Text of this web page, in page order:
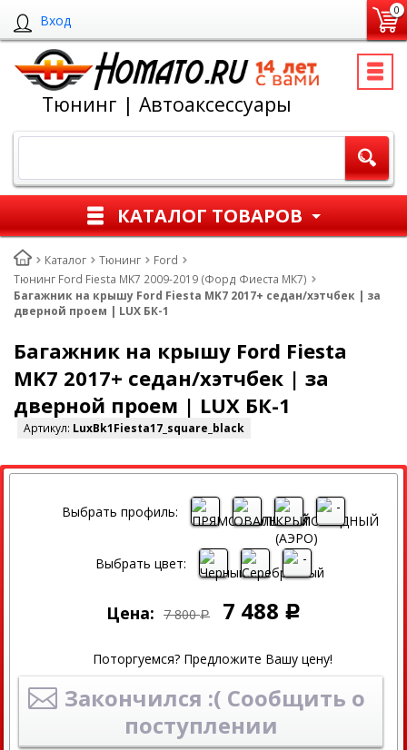
Вход
0
Тюнинг | Автоаксессуары
КАТАЛОГ ТОВАРОВ
Каталог Тюнинг
Ford
Тюнинг Ford Fiesta MK7 2009-2019 (Форд Фиеста МК7)
Багажник на крышу Ford Fiesta MK7 2017+ седан/хэтчбек | за
дверной проем | LUX БК-1
Багажник на крышу Ford Fiesta
MK7 2017+ седан/хэтчбек | за
дверной проем | LUX БК-1
Артикул: LuxBk1Fiesta17_square_black
СКИДКА
Выбрать профиль:
Выбрать цвет:
Цена: 7 800 Р 7 488 Р
Поторгуемся? Предложите Вашу цену!
Закончился :( Сообщить о
поступлении